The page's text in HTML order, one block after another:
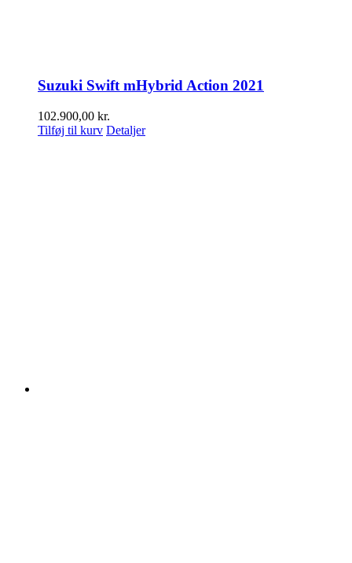
Suzuki Swift mHybrid Action 2021
102.900,00 kr.
Tilføj til kurv Detaljer